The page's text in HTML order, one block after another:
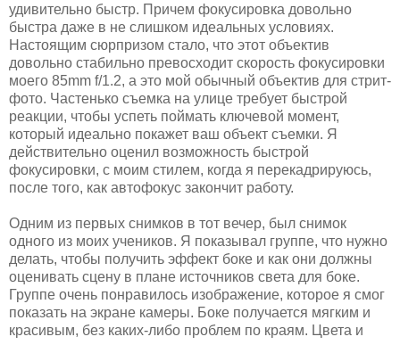
удивительно быстр. Причем фокусировка довольно
быстра даже в не слишком идеальных условиях.
Настоящим сюрпризом стало, что этот объектив
довольно стабильно превосходит скорость фокусировки
моего 85mm f/1.2, а это мой обычный объектив для стрит-
фото. Частенько съемка на улице требует быстрой
реакции, чтобы успеть поймать ключевой момент,
который идеально покажет ваш объект съемки. Я
действительно оценил возможность быстрой
фокусировки, с моим стилем, когда я перекадрируюсь,
после того, как автофокус закончит работу.
Одним из первых снимков в тот вечер, был снимок
одного из моих учеников. Я показывал группе, что нужно
делать, чтобы получить эффект боке и как они должны
оценивать сцену в плане источников света для боке.
Группе очень понравилось изображение, которое я смог
показать на экране камеры. Боке получается мягким и
красивым, без каких-либо проблем по краям. Цвета и